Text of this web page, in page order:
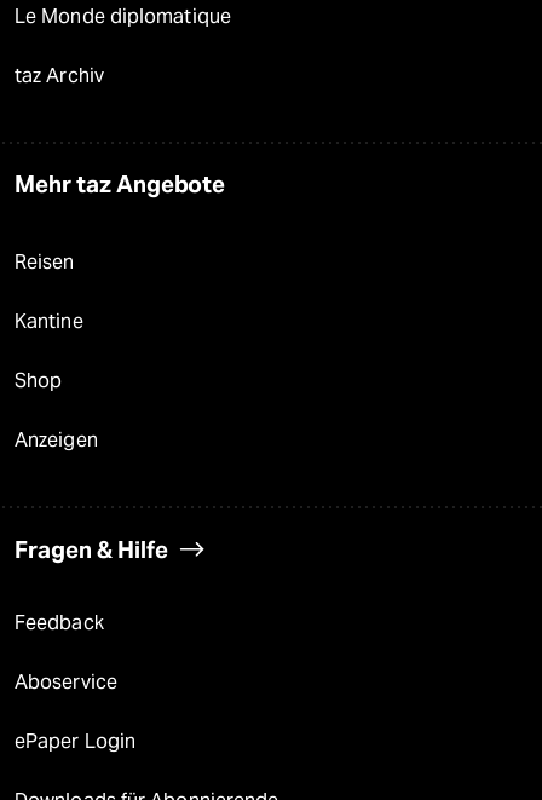
Le Monde diplomatique
taz Archiv
Mehr taz Angebote
Reisen
Kantine
Shop
Anzeigen
Fragen & Hilfe
Feedback
Aboservice
ePaper Login